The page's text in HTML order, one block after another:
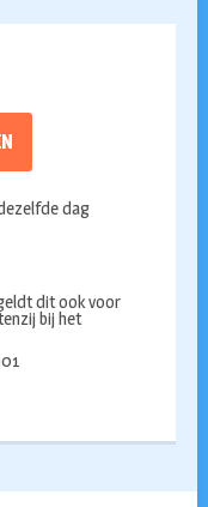
dag
dit ook voor
bij het